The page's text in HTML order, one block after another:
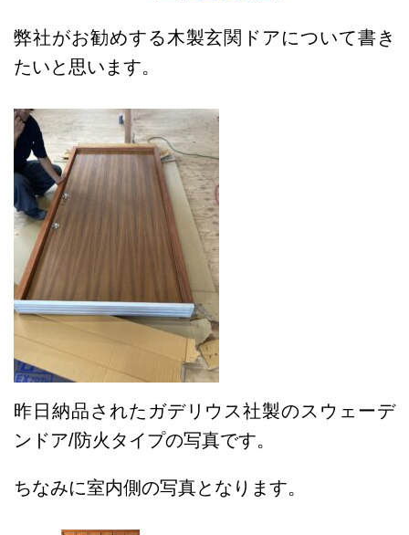
弊社がお勧めする木製玄関ドアについて書き
たいと思います。
昨日納品されたガデリウス社製のスウェーデ
ンドア/防火タイプの写真です。
ちなみに室内側の写真となります。